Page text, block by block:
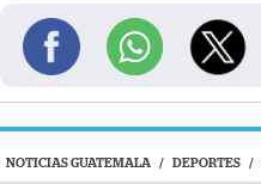
NOTICIAS GUATEMALA / DEPORTES /